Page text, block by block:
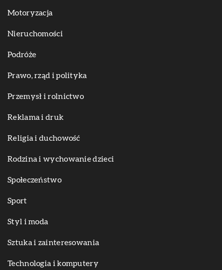
Motoryzacja
Nieruchomości
Podróże
Prawo, rząd i polityka
Przemysł i rolnictwo
Reklama i druk
Religia i duchowość
Rodzina i wychowanie dzieci
Społeczeństwo
Sport
Styl i moda
Sztuka i zainteresowania
Technologia i komputery